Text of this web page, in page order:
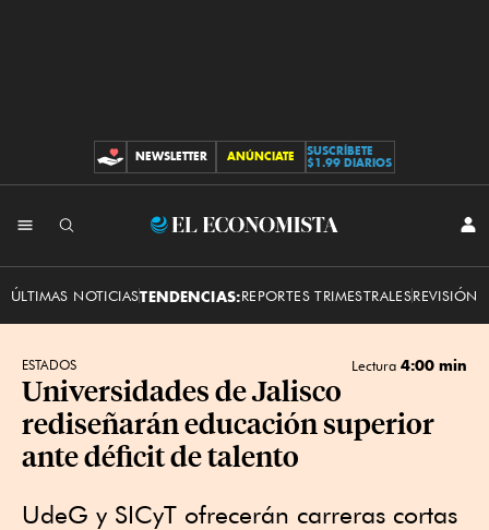
CONTRIBUCIONES
NEWSLETTER ANÚNCIATE
SUSCRÍBETE
$1.99 DIARIOS
El
ÚLTIMAS NOTICIASTENDENCIAS:REPORTES TRIMESTRALESREVISIÓN
ESTADOS Lectura 4:00 min
Universidades de Jalisco
rediseñarán educación superior
ante déficit de talento
UdeG y SICyT ofrecerán carreras cortas